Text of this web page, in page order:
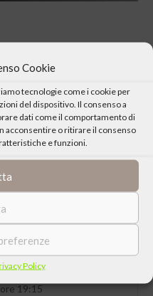
Cookie
tecnologie come i cookie per
del dispositivo. Il consenso a
dati come il comportamento di
acconsentire o ritirare il consenso
e funzioni.
Policy
EVENTO
19:15